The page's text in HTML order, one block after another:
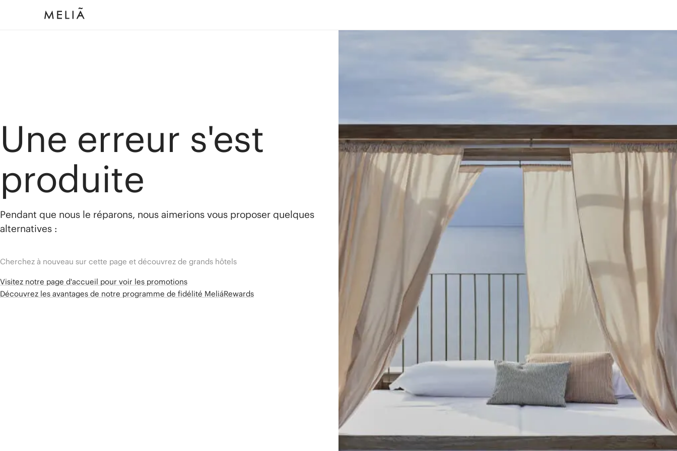
Une erreur s'est
produite
Pendant que nous le réparons, nous aimerions vous proposer quelques
alternatives :
Cherchez à nouveau sur cette page et découvrez de grands hôtels
Visitez notre page d'accueil pour voir les promotions
Découvrez les avantages de notre programme de fidélité MeliáRewards